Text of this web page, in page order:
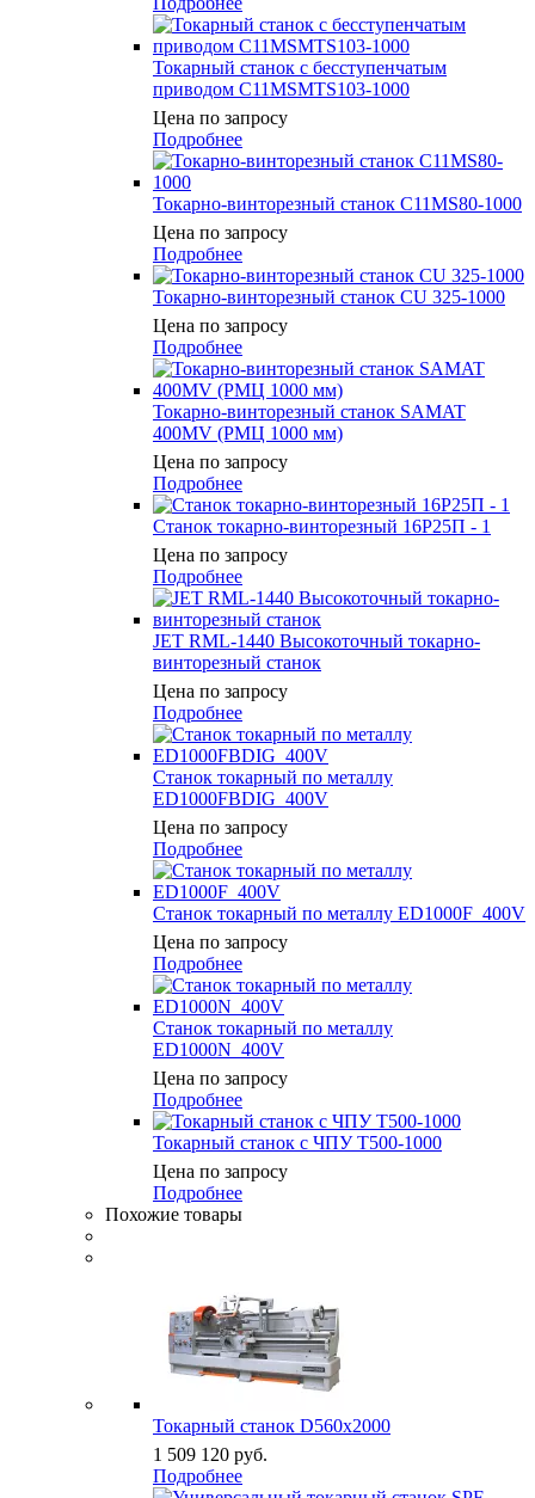
Токарный станок с бесступенчатым
приводом С11MSMTS103-1000
Цена по запросу
Подробнее
Токарно-винторезный станок C11MS80-1000
Цена по запросу
Подробнее
Токарно-винторезный станок CU 325-1000
Цена по запросу
Подробнее
Токарно-винторезный станок SAMAT
400MV (РМЦ 1000 мм)
Цена по запросу
Подробнее
Станок токарно-винторезный 16Р25П - 1
Цена по запросу
Подробнее
JET RML-1440 Высокоточный токарно-
винторезный станок
Цена по запросу
Подробнее
Станок токарный по металлу
ED1000FBDIG_400V
Цена по запросу
Подробнее
Станок токарный по металлу ED1000F_400V
Цена по запросу
Подробнее
Станок токарный по металлу
ED1000N_400V
Цена по запросу
Подробнее
Токарный станок с ЧПУ Т500-1000
Цена по запросу
Подробнее
Похожие товары
Токарный станок D560x2000
1 509 120 руб.
Подробнее